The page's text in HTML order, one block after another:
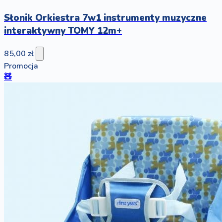
Słonik Orkiestra 7w1 instrumenty muzyczne
interaktywny TOMY 12m+
85,00 zł
Promocja
🧸